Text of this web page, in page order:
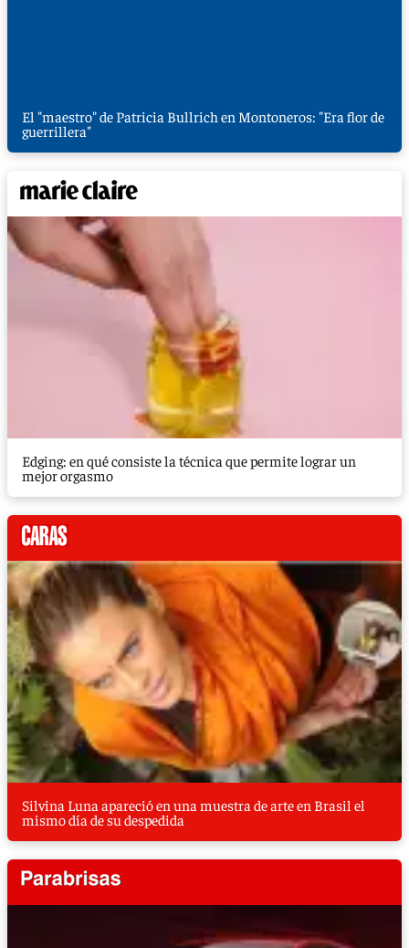
El "maestro" de Patricia Bullrich en Montoneros: "Era flor de
guerrillera"
Edging: en qué consiste la técnica que permite lograr un
mejor orgasmo
Silvina Luna apareció en una muestra de arte en Brasil el
mismo día de su despedida